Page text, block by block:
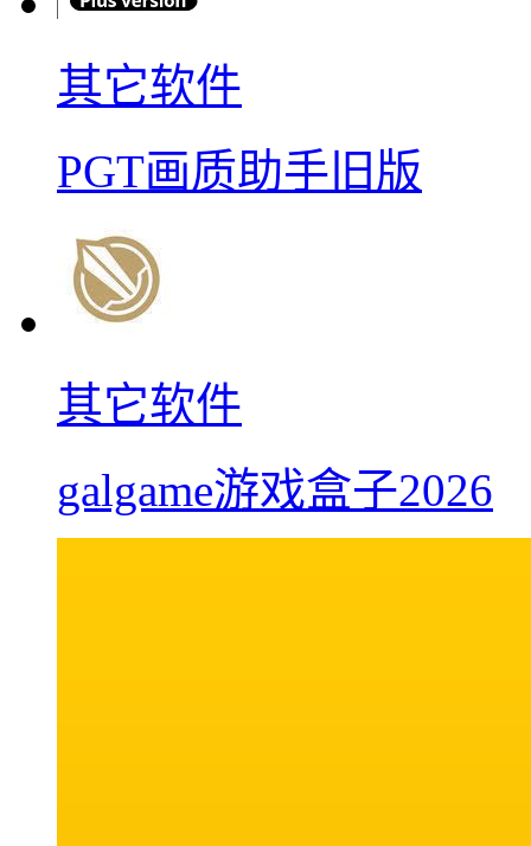
其它软件
PGT画质助手旧版
其它软件
galgame游戏盒子2026